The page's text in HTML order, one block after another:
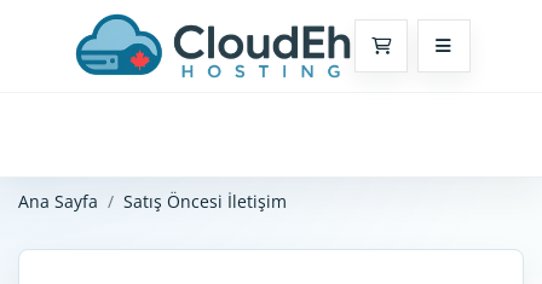
Sepet
Ana Sayfa Satış Öncesi İletişim